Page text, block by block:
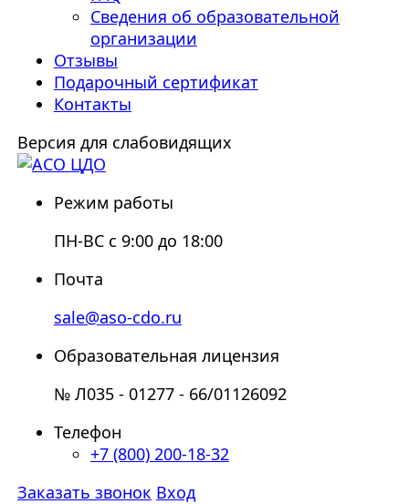
Сведения об образовательной
организации
Отзывы
Подарочный сертификат
Контакты
Версия для слабовидящих
Режим работы
ПН-ВС с 9:00 до 18:00
Почта
sale@aso-cdo.ru
Образовательная лицензия
№ Л035 - 01277 - 66/01126092
Телефон
+7 (800) 200-18-32
Заказать звонок Вход